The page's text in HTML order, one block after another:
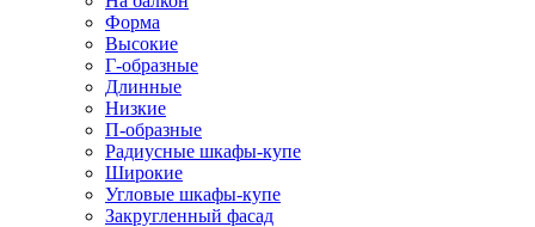
Форма
Высокие
Г-образные
Длинные
Низкие
П-образные
Радиусные шкафы-купе
Широкие
Угловые шкафы-купе
Закругленный фасад